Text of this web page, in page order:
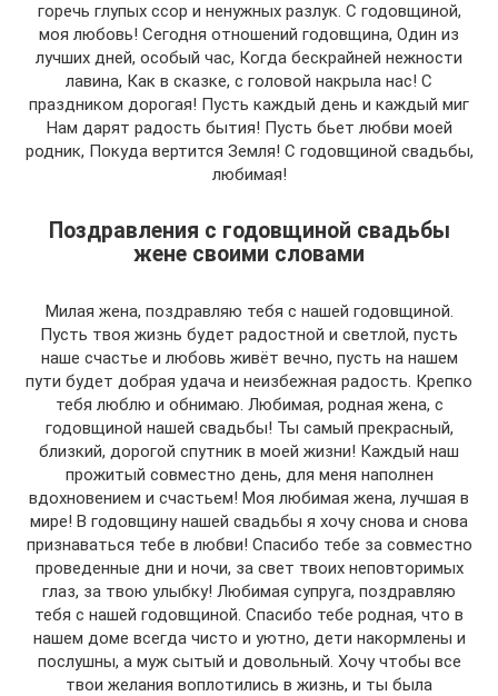
горечь глупых ссор и ненужных разлук. С годовщиной,
моя любовь! Сегодня отношений годовщина, Один из
лучших дней, особый час, Когда бескрайней нежности
лавина, Как в сказке, с головой накрыла нас! С
праздником дорогая! Пусть каждый день и каждый миг
Нам дарят радость бытия! Пусть бьет любви моей
родник, Покуда вертится Земля! С годовщиной свадьбы,
любимая!
Поздравления с годовщиной свадьбы
жене своими словами
Милая жена, поздравляю тебя с нашей годовщиной.
Пусть твоя жизнь будет радостной и светлой, пусть
наше счастье и любовь живёт вечно, пусть на нашем
пути будет добрая удача и неизбежная радость. Крепко
тебя люблю и обнимаю. Любимая, родная жена, с
годовщиной нашей свадьбы! Ты самый прекрасный,
близкий, дорогой спутник в моей жизни! Каждый наш
прожитый совместно день, для меня наполнен
вдохновением и счастьем! Моя любимая жена, лучшая в
мире! В годовщину нашей свадьбы я хочу снова и снова
признаваться тебе в любви! Спасибо тебе за совместно
проведенные дни и ночи, за свет твоих неповторимых
глаз, за твою улыбку! Любимая супруга, поздравляю
тебя с нашей годовщиной. Спасибо тебе родная, что в
нашем доме всегда чисто и уютно, дети накормлены и
послушны, а муж сытый и довольный. Хочу чтобы все
твои желания воплотились в жизнь, и ты была